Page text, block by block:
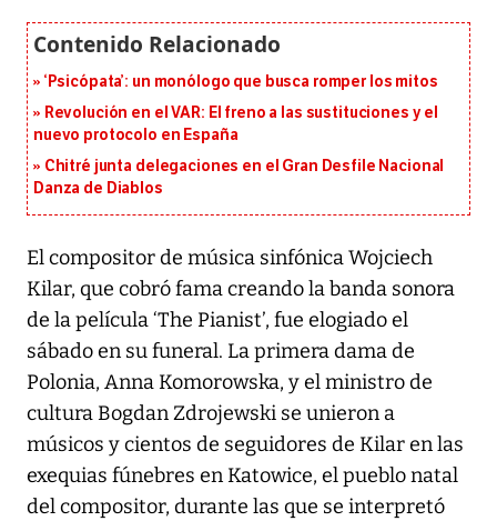
‘Psicópata’: un monólogo que busca romper los mitos
Revolución en el VAR: El freno a las sustituciones y el
nuevo protocolo en España
Chitré junta delegaciones en el Gran Desfile Nacional
Danza de Diablos
El compositor de música sinfónica Wojciech
Kilar, que cobró fama creando la banda sonora
de la película ‘The Pianist’, fue elogiado el
sábado en su funeral. La primera dama de
Polonia, Anna Komorowska, y el ministro de
cultura Bogdan Zdrojewski se unieron a
músicos y cientos de seguidores de Kilar en las
exequias fúnebres en Katowice, el pueblo natal
del compositor, durante las que se interpretó